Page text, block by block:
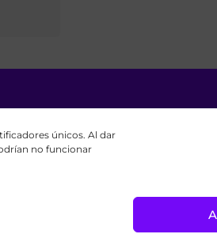
únicos. Al dar
no funcionar
por fieles miembros de